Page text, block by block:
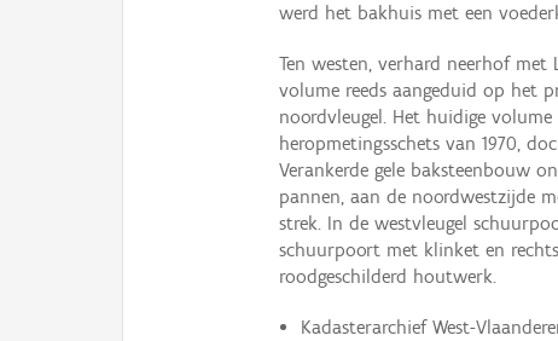
werd het bakhuis met een
Ten westen, verhard neerhof met
volume reeds aangeduid op het
noordvleugel. Het huidige
heropmetingsschets van 1970,
Verankerde gele baksteenbouw
pannen, aan de noordwestzijde
strek. In de westvleugel
schuurpoort met klinket en
roodgeschilderd houtwerk.
Kadasterarchief West-